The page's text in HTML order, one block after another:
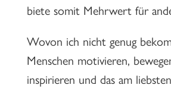
biete somit Mehrwert für
Wovon ich nicht genug
Menschen motivieren,
inspirieren und das am